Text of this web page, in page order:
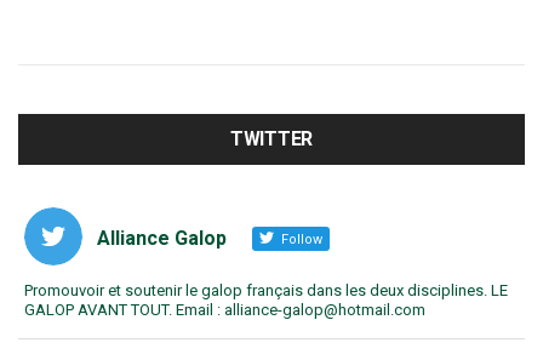
TWITTER
Alliance Galop Follow
Promouvoir et soutenir le galop français dans les deux disciplines. LE
GALOP AVANT TOUT. Email : alliance-galop@hotmail.com